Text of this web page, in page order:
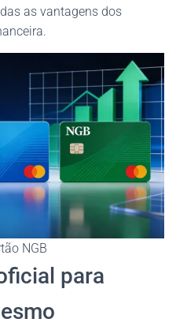
as vantagens dos
NGB
para